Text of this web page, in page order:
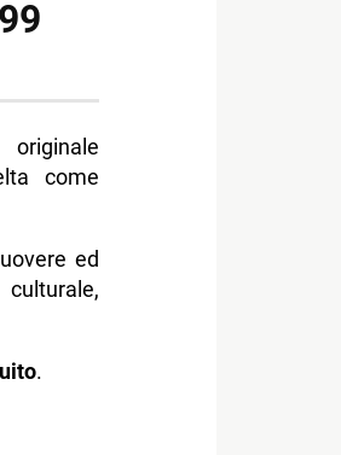
come
ed
.